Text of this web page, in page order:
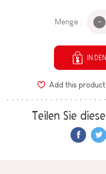
Menge : -
IN
Add this
Teilen Sie